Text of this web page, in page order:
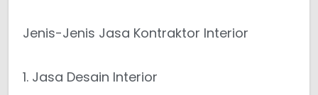
Jenis-Jenis Jasa Kontraktor Interior
1. Jasa Desain Interior